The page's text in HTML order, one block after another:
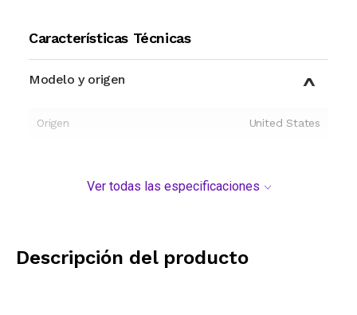
Características Técnicas
Modelo y origen
Origen United States
Ver todas las especificaciones
Descripción del producto